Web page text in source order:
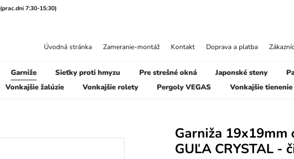
(prac.dni 7:30-15:30)
Garniže Sieťky proti hmyzu Pre strešné okná Japonské steny
Vonkajšie žalúzie Vonkajšie rolety Pergoly VEGAS Vonkajšie tienenie
Úvodná stránka Zameranie-montáž Kontakt Doprava a platba
Garniža
GUĽA CRYSTAL -